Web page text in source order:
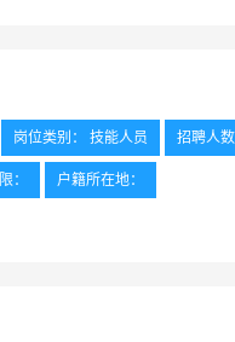
岗位类别： 技能人员 招聘人
： 户籍所在地：
。 2、有高压电工证优先(需入职